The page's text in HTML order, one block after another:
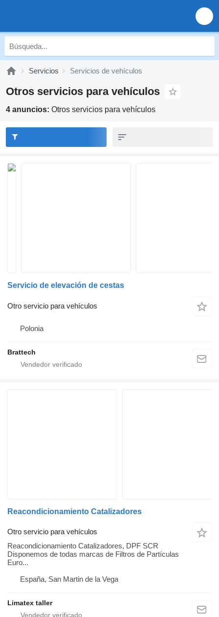
Servicios Servicios de vehículos
Otros servicios para vehículos
4 anuncios: Otros servicios para vehículos
Servicio de elevación de cestas
Otro servicio para vehículos
Polonia
Brattech
Reacondicionamiento Catalizadores
Otro servicio para vehículos
Reacondicionamiento Catalizadores, DPF SCR
Disponemos de todas marcas de Filtros de Partículas
Euro...
España, San Martin de la Vega
Limatex taller